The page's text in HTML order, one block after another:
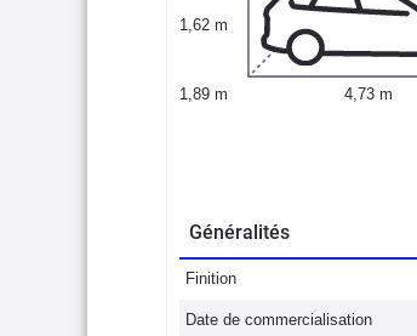
1,62 m
1,89 m 4,73 m
Généralités
Finition
Date de commercialisation